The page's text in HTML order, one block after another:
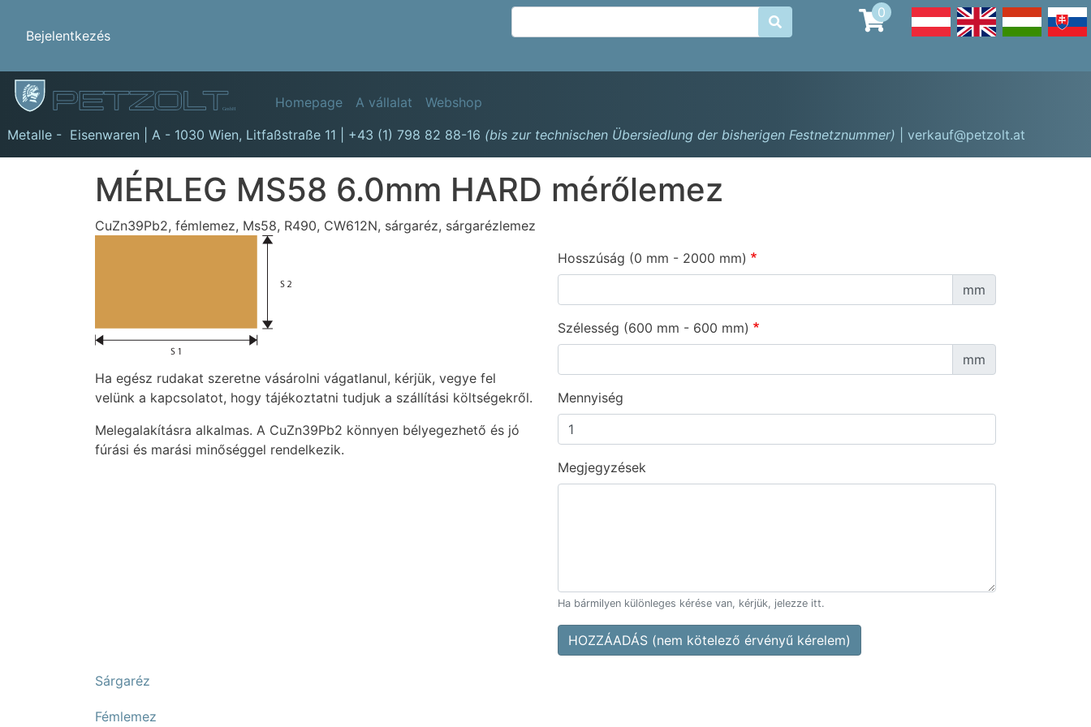
Ugrás
Benutzermenü
Bejelentkezés

0
GmbH Hauptnavigation
Homepage A vállalat
Webshop
Metalle - Eisenwaren | A - 1030 Wien, Litfaßstraße 11 +43 (1) 798 82 88-16 (bis zur technischen Übersiedlung der bisherigen Festnetznummer) | verkauf@petzolt.at
MÉRLEG MS58 6.0mm HARD mérőlemez
CuZn39Pb2, fémlemez, Ms58, R490, CW612N, sárgaréz, sárgarézlemez
Ha egész rudakat szeretne vásárolni vágatlanul, kérjük, vegye fel
velünk a kapcsolatot, hogy tájékoztatni tudjuk a szállítási költségekről.
Melegalakításra alkalmas. A CuZn39Pb2 könnyen bélyegezhető és jó
fúrási és marási minőséggel rendelkezik.
Hosszúság (0 mm - 2000 mm)
mm
Szélesség (600 mm - 600 mm)
mm
Mennyiség
Megjegyzések
Ha bármilyen különleges kérése van, kérjük, jelezze itt.
HOZZÁADÁS (nem kötelező érvényű kérelem)
Sárgaréz
Fémlemez